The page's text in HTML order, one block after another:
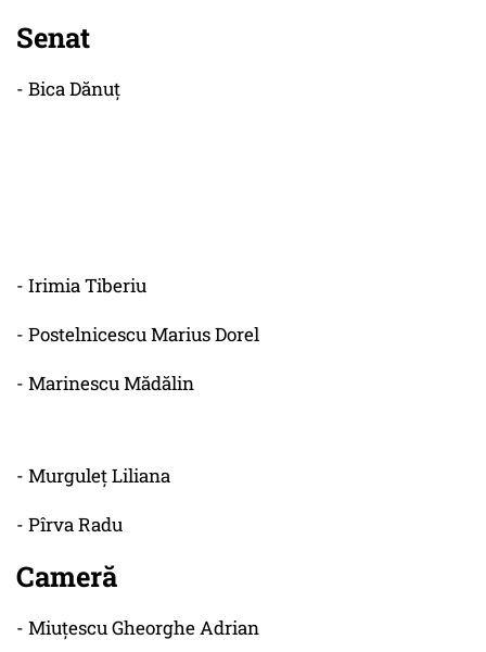
Senat
- Bica Dănuț
- Irimia Tiberiu
- Postelnicescu Marius Dorel
- Marinescu Mădălin
- Murguleț Liliana
- Pîrva Radu
Cameră
- Miuțescu Gheorghe Adrian